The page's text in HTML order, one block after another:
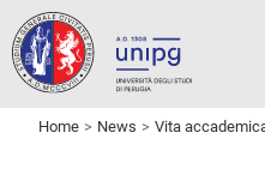
Home News Vita